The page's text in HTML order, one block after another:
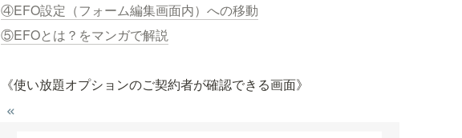
④EFO設定（フォーム編集画面内）への移動
⑤EFOとは？をマンガで解説
《使い放題オプションのご契約者が確認できる画面》